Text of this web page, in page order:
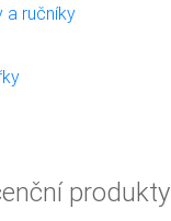
a ručníky
produkty